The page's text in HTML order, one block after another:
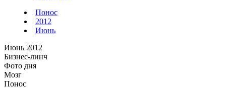
Понос
2012
Июнь
Июнь 2012
Бизнес-линч
Фото дня
Мозг
Понос